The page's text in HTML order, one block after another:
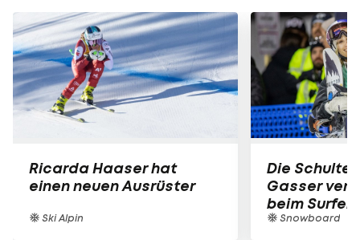
Ricarda Haaser hat
einen neuen Ausrüster
Ski Alpin
Die
Gasser
beim Surfen
Snowboard